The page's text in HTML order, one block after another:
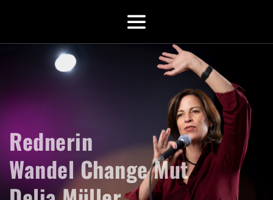
Rednerin
Wandel Change Mut